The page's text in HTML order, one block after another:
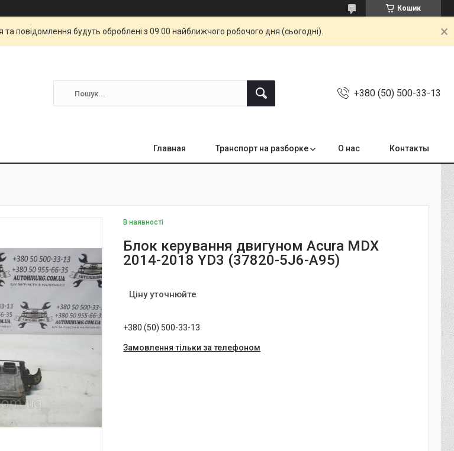
Кошик
повідомлення будуть оброблені з 09:00 найближчого робочого дня (сьогодні).
+380 (50) 500-33-13
Главная Транспорт на разборке О нас Контакты
В наявності
Блок керування двигуном Acura MDX
2014-2018 YD3 (37820-5J6-A95)
Ціну уточнюйте
+380 (50) 500-33-13
Замовлення тільки за телефоном